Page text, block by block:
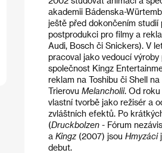
akademii Bádenska-
ještě před dokončením studií
postprodukci pro filmy a
Audi, Bosch či Snickers). V
pracoval jako vedoucí výroby
společnost Kingz
reklam na Toshibu či Shell
Trierovu Melancholii. Od roku
vlastní tvorbě jako režisér a
zvláštních efektů. Po
(Druckbolzen- Fórum
a Kingz(2007) jsou Hmyzáci
debut.